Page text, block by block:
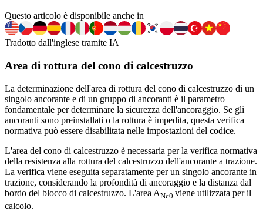
Questo articolo è disponibile anche in
Tradotto dall'inglese tramite IA
Area di rottura del cono di calcestruzzo
La determinazione dell'area di rottura del cono di calcestruzzo di un
singolo ancorante e di un gruppo di ancoranti è il parametro
fondamentale per determinare la sicurezza dell'ancoraggio. Se gli
ancoranti sono preinstallati o la rottura è impedita, questa verifica
normativa può essere disabilitata nelle impostazioni del codice.
L'area del cono di calcestruzzo è necessaria per la verifica normativa
della resistenza alla rottura del calcestruzzo dell'ancorante a trazione.
La verifica viene eseguita separatamente per un singolo ancorante in
trazione, considerando la profondità di ancoraggio e la distanza dal
bordo del blocco di calcestruzzo. L'area ANc0 viene utilizzata per il
calcolo.